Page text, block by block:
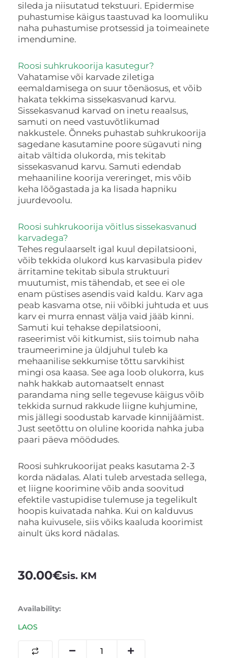
sileda ja niisutatud tekstuuri. Epidermise
puhastumise käigus taastuvad ka loomuliku
naha puhastumise protsessid ja toimeainete
imendumine.
Roosi suhkrukoorija kasutegur?
Vahatamise või karvade ziletiga
eemaldamisega on suur tõenäosus, et võib
hakata tekkima sissekasvanud karvu.
Sissekasvanud karvad on inetu reaalsus,
samuti on need vastuvõtlikumad
nakkustele. Õnneks puhastab suhkrukoorija
sagedane kasutamine poore sügavuti ning
aitab vältida olukorda, mis tekitab
sissekasvanud karvu. Samuti edendab
mehaaniline koorija vereringet, mis võib
keha lõõgastada ja ka lisada hapniku
juurdevoolu.
Roosi suhkrukoorija võitlus sissekasvanud
karvadega?
Tehes regulaarselt igal kuul depilatsiooni,
võib tekkida olukord kus karvasibula pidev
ärritamine tekitab sibula struktuuri
muutumist, mis tähendab, et see ei ole
enam püstises asendis vaid kaldu. Karv aga
peab kasvama otse, nii võibki juhtuda et uus
karv ei murra ennast välja vaid jääb kinni.
Samuti kui tehakse depilatsiooni,
raseerimist või kitkumist, siis toimub naha
traumeerimine ja üldjuhul tuleb ka
mehaanilise sekkumise tõttu sarvkihist
mingi osa kaasa. See aga loob olukorra, kus
nahk hakkab automaatselt ennast
parandama ning selle tegevuse käigus võib
tekkida surnud rakkude liigne kuhjumine,
mis jällegi soodustab karvade kinnijäämist.
Just seetõttu on oluline koorida nahka juba
paari päeva möödudes.
Roosi suhkrukoorijat peaks kasutama 2-3
korda nädalas. Alati tuleb arvestada sellega,
et liigne koorimine võib anda soovitud
efektile vastupidise tulemuse ja tegelikult
hoopis kuivatada nahka. Kui on kalduvus
naha kuivusele, siis võiks kaaluda koorimist
ainult üks kord nädalas.
30.00€sis. KM
Availability:
LAOS